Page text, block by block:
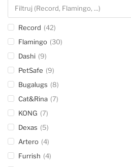
Record
42
Flamingo 30
Dashi
9
PetSafe
9
Bugalugs
8
Cat&Rina 7
KONG
7
Dexas
5
Artero 4
Furrish
4